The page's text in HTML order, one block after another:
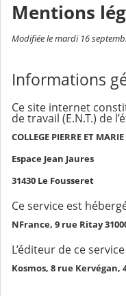
Mentions
Modifiée le mardi 16
Informations
Ce site internet
de travail (E.N.T.) de
COLLEGE PIERRE ET
Espace Jean Jaures
31430 Le Fousseret
Ce service est
NFrance, 9 rue Ritay
L’éditeur de ce
Kosmos, 8 rue Kervégan,